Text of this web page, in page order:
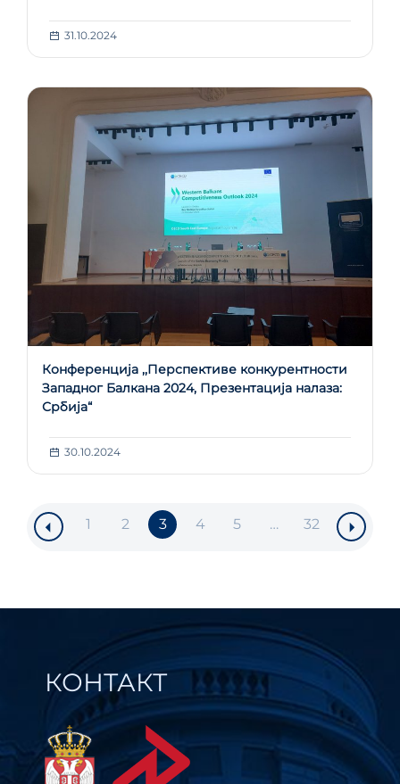
31.10.2024
Конференција ,,Перспективе конкурентности
Западног Балкана 2024, Презентација налаза:
Србија“
30.10.2024
1 2 3 4 5 … 32
КОНТАКТ